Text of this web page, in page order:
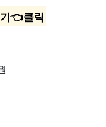
👈클릭